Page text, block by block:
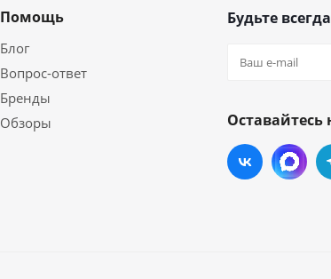
Помощь
Блог
Вопрос-ответ
Бренды
Обзоры
Будьте
Оставайтесь